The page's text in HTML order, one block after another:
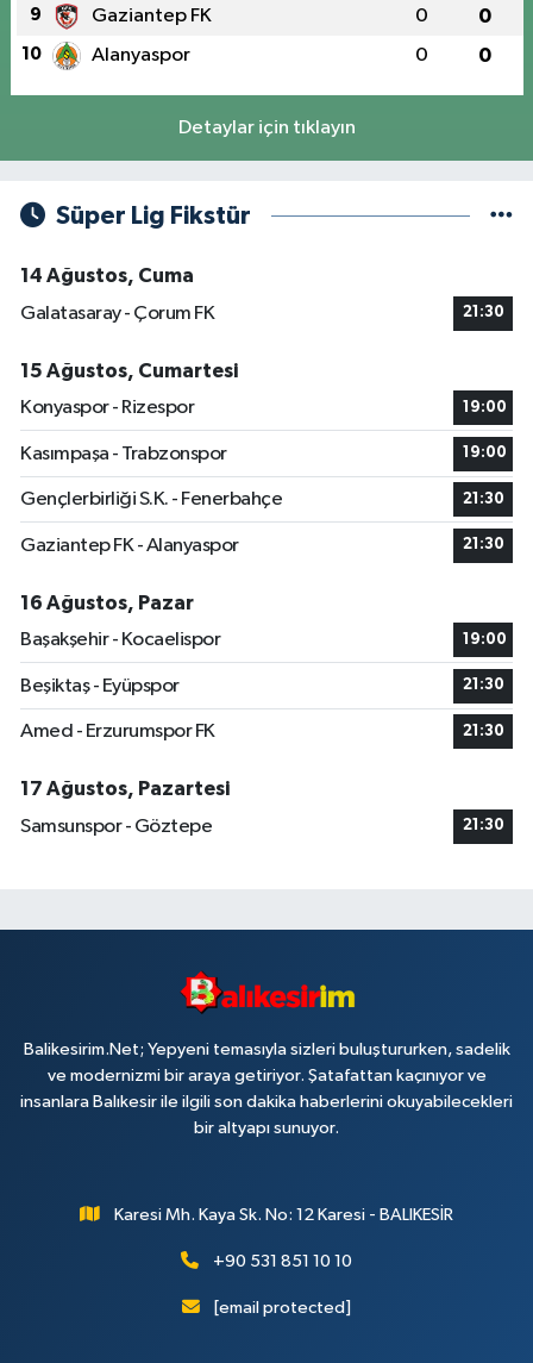
9 Gaziantep FK 0 0
10 Alanyaspor 0 0
Detaylar için tıklayın
Süper Lig Fikstür
14 Ağustos, Cuma
Galatasaray - Çorum FK
21:30
15 Ağustos, Cumartesi
Konyaspor - Rizespor
19:00
Kasımpaşa - Trabzonspor 19:00
Gençlerbirliği S.K. - Fenerbahçe 21:30
Gaziantep FK - Alanyaspor 21:30
16 Ağustos, Pazar
Başakşehir - Kocaelispor
19:00
Beşiktaş - Eyüpspor 21:30
Amed - Erzurumspor FK 21:30
17 Ağustos, Pazartesi
Samsunspor - Göztepe
21:30
Balikesirim.Net; Yepyeni temasıyla sizleri buluştururken, sadelik
ve modernizmi bir araya getiriyor. Şatafattan kaçınıyor ve
insanlara Balıkesir ile ilgili son dakika haberlerini okuyabilecekleri
bir altyapı sunuyor.
Karesi Mh. Kaya Sk. No: 12 Karesi - BALIKESİR
+90 531 851 10 10
[email protected]